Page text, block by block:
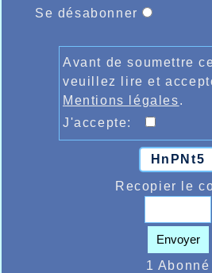
Se désabonner
Avant de soumettre
veuillez lire et
Mentions légales.
J'accepte:
HnPNt5
Recopier le
Envoyer
1 Abonné